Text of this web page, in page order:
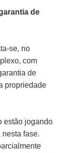
de
se, no
com
de
propriedade
estão jogando
fase.